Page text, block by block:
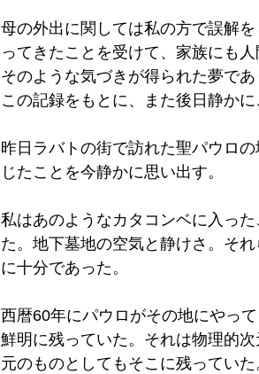
母の外出に関しては私の方で誤解
ってきたことを受けて、家族にも
そのような気づきが得られた夢で
この記録をもとに、また後日静かに
昨日ラバトの街で訪れた聖パウロ
じたことを今静かに思い出す。
私はあのようなカタコンベに入っ
た。地下墓地の空気と静けさ。そ
に十分であった。
西暦60年にパウロがその地にやっ
鮮明に残っていた。それは物理的
元のものとしてもそこに残っていた